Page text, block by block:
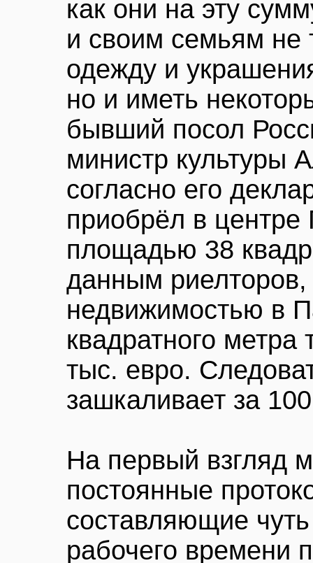
как они на эту
и своим семьям не
одежду и
но и иметь
бывший посол
министр культуры
согласно его
приобрёл в центре
площадью 38
данным
недвижимостью в
квадратного метра
тыс. евро.
зашкаливает за
На первый взгляд
постоянные
составляющие
рабочего времени